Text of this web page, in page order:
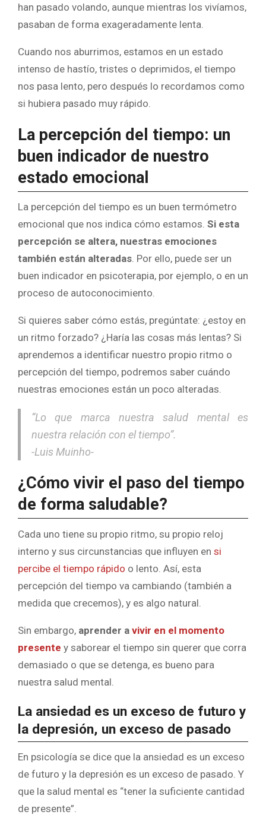
han pasado volando, aunque mientras los vivíamos,
pasaban de forma exageradamente lenta.
Cuando nos aburrimos, estamos en un estado
intenso de hastío, tristes o deprimidos, el tiempo
nos pasa lento, pero después lo recordamos como
si hubiera pasado muy rápido.
La percepción del tiempo: un
buen indicador de nuestro
estado emocional
La percepción del tiempo es un buen termómetro
emocional que nos indica cómo estamos. Si esta
percepción se altera, nuestras emociones
también están alteradas. Por ello, puede ser un
buen indicador en psicoterapia, por ejemplo, o en un
proceso de autoconocimiento.
Si quieres saber cómo estás, pregúntate: ¿estoy en
un ritmo forzado? ¿Haría las cosas más lentas? Si
aprendemos a identificar nuestro propio ritmo o
percepción del tiempo, podremos saber cuándo
nuestras emociones están un poco alteradas.
“Lo que marca nuestra salud mental es
nuestra relación con el tiempo”.
-Luis Muinho-
¿Cómo vivir el paso del tiempo
de forma saludable?
Cada uno tiene su propio ritmo, su propio reloj
interno y sus circunstancias que influyen en si
percibe el tiempo rápido o lento. Así, esta
percepción del tiempo va cambiando (también a
medida que crecemos), y es algo natural.
Sin embargo, aprender a vivir en el momento
presente y saborear el tiempo sin querer que corra
demasiado o que se detenga, es bueno para
nuestra salud mental.
La ansiedad es un exceso de futuro y
la depresión, un exceso de pasado
En psicología se dice que la ansiedad es un exceso
de futuro y la depresión es un exceso de pasado. Y
que la salud mental es “tener la suficiente cantidad
de presente”.